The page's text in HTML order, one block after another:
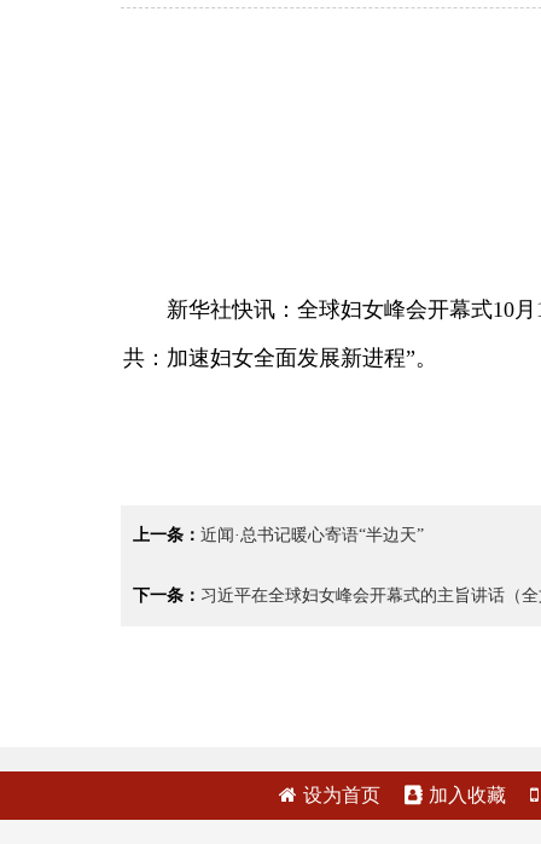
新华社快讯：全球妇女峰会开幕式10月
共：加速妇女全面发展新进程”。
上一条： 近闻·总书记暖心寄语“半边天”
下一条： 习近平在全球妇女峰会开幕式的主旨讲话（
设为首页 加入收藏